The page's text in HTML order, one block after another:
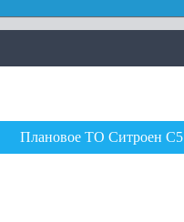
Плановое ТО Ситроен С5